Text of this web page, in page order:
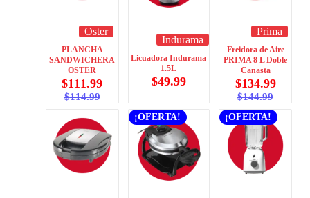
Oster
PLANCHA
SANDWICHERA
OSTER
$114.99
$111.99
Indurama
Licuadora Indurama
1.5L
$49.99
Prima
Freidora de Aire
PRIMA 8 L Doble
Canasta
$144.99
$134.99
¡OFERTA! ¡OFERTA!